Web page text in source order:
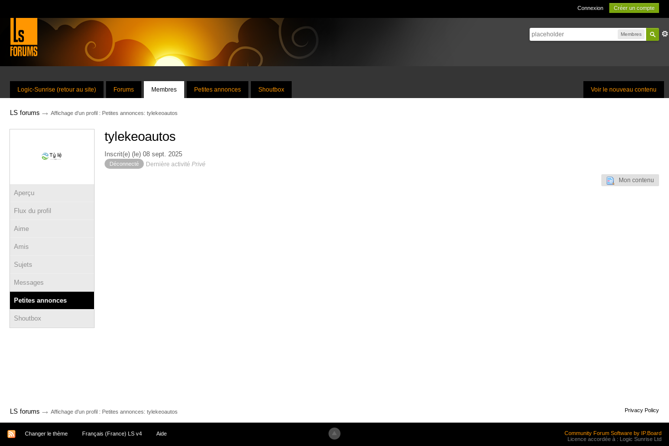
Connexion Créer un compte
Membres
Voir le nouveau contenu
Logic-Sunrise (retour au site) Forums Membres Petites annonces Shoutbox
LS forums → Affichage d'un profil : Petites annonces: tylekeoautos
Aperçu
Flux du profil
Aime
Amis
Sujets
Messages
Petites annonces
Shoutbox
tylekeoautos
Inscrit(e) (le) 08 sept. 2025
Déconnecté Dernière activité Privé
Mon contenu
LS forums → Affichage d'un profil : Petites annonces: tylekeoautos Privacy Policy
Changer le thème Français (France) LS v4 Aide
Community Forum Software by IP.Board
Licence accordée à : Logic Sunrise Ltd